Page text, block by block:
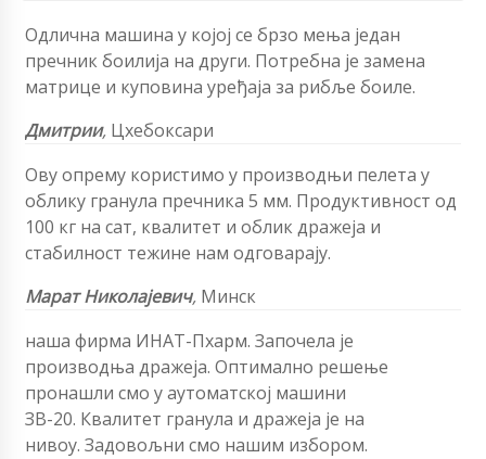
Одлична машина у којој се брзо мења један
пречник боилија на други. Потребна је замена
матрице и куповина уређаја за рибље боиле.
Дмитрии, Цхебоксари
Ову опрему користимо у производњи пелета у
облику гранула пречника 5 мм. Продуктивност од
100 кг на сат, квалитет и облик дражеја и
стабилност тежине нам одговарају.
Марат Николајевич, Минск
наша фирма ИНАТ-Пхарм. Започела је
производња дражеја. Оптимално решење
пронашли смо у аутоматској машини
ЗВ-20. Квалитет гранула и дражеја је на
нивоу. Задовољни смо нашим избором.